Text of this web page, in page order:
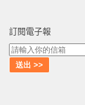
訂閱電子報